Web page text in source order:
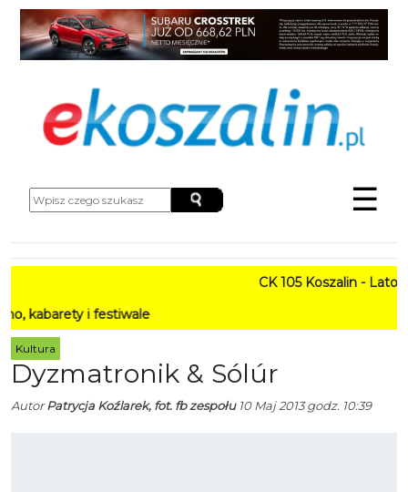
☰
CK 105 Koszalin - Lato w
i festiwale
Kultura
Dyzmatronik & Sólúr
AutorPatrycja Koźlarek, fot. fb zespołu10 Maj 2013 godz. 10:39